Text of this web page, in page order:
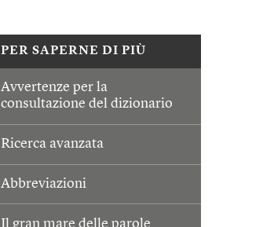
PER SAPERNE DI PIÙ
Avvertenze per la
consultazione del dizionario
Ricerca avanzata
Abbreviazioni
Il gran mare delle parole